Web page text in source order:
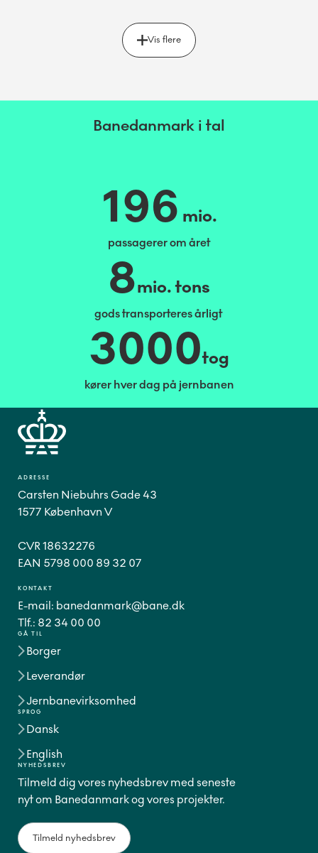
Vis flere
Banedanmark i tal
196 mio.
passagerer om året
8mio. tons
gods transporteres årligt
3000tog
kører hver dag på jernbanen
GÅ TIL
Borger
Leverandør
Jernbanevirksomhed
SPROG
Dansk
English
ADRESSE
Carsten Niebuhrs Gade 43
1577 København V
CVR 18632276
EAN 5798 000 89 32 07
KONTAKT
E-mail: banedanmark@bane.dk
Tlf.: 82 34 00 00
NYHEDSBREV
Tilmeld dig vores nyhedsbrev med seneste
nyt om Banedanmark og vores projekter.
Tilmeld nyhedsbrev